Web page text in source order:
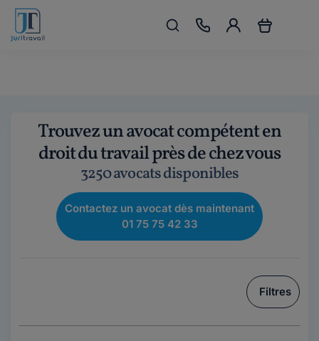
Trouvez un avocat compétent en
droit du travail près de chez vous
3250 avocats disponibles
Contactez un avocat dès maintenant
01 75 75 42 33
Filtres